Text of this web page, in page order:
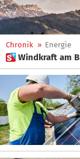
Chronik » Energie
 Windkraft am